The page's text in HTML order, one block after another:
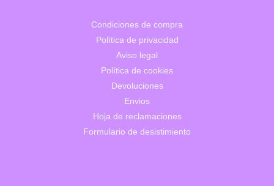
Condiciones de compra
Política de privacidad
Aviso legal
Política de cookies
Devoluciones
Envios
Hoja de reclamaciones
Formulario de desistimiento